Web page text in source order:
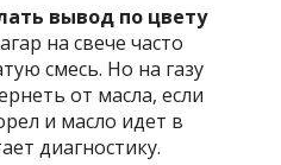
вывод по цвету
на свече часто
смесь. Но на газу
от масла, если
и масло идет в
диагностику.